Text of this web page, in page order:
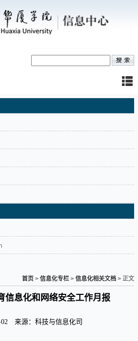
首页 > 信息化专栏 > 信息化相关文档 > 正文
信息化和网络安全工作月报
02 来源：科技与信息化司